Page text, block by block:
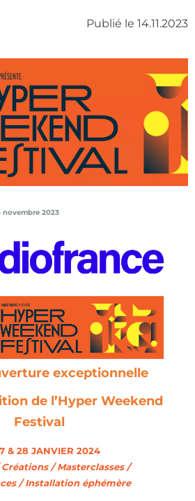
Publié le 14.11.2023
novembre 2023
exceptionnelle
de l’Hyper Weekend
Festival
& 28 JANVIER 2024
/ Masterclasses /
/ Installation éphémère